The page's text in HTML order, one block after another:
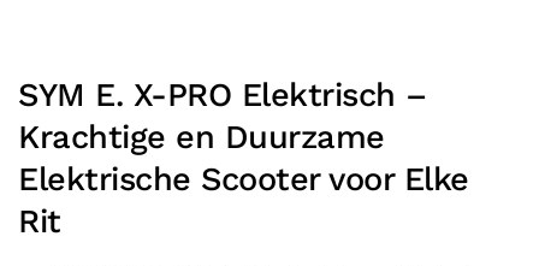
SYM E. X-PRO Elektrisch –
Krachtige en Duurzame
Elektrische Scooter voor Elke
Rit